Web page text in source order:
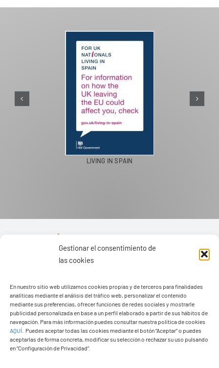
Gestionar el consentimiento de
las cookies
En nuestro sitio web utilizamos cookies propias y de terceros para finalidades
analíticas mediante el análisis del tráfico web, personalizar el contenido
mediante sus preferencias, ofrecer funciones de redes sociales y mostrarle
publicidad personalizada en base a un perfil elaborado a partir de sus hábitos de
navegación. Para más información puedes consultar nuestra política de cookies
AQUÍ
Puedes aceptar todas las cookies mediante el botón “Aceptar” o puedes
aceptarlas de forma concreta, modificar su selección o rechazar su uso pulsando
en “Configuración de Privacidad”.
PASEOS EN CAMELLO